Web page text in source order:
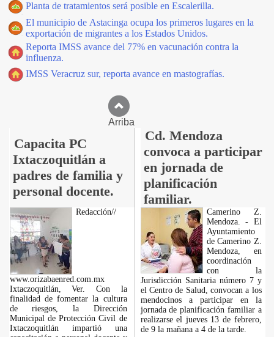
Planta de tratamientos será posible en Escalerilla.
El municipio de Astacinga ocupa los primeros lugares en la
exportación de migrantes a los Estados Unidos.
Reporta IMSS avance del 77% en vacunación contra la
influenza.
IMSS Veracruz sur, reporta avance en mastografías.
Arriba
Capacita PC
Ixtaczoquitlán a
padres de familia y
personal docente.
Cd. Mendoza
convoca a participar
en jornada de
planificación
familiar.
Redacción//
www.orizabaenred.com.mx
Ixtaczoquitlán, Ver. Con la
finalidad de fomentar la cultura
de riesgos, la Dirección
Municipal de Protección Civil de
Ixtaczoquitlán impartió una
Camerino Z.
Mendoza. - El
Ayuntamiento
de Camerino Z.
Mendoza, en
coordinación
con la
Jurisdicción Sanitaria número 7 y
el Centro de Salud, convocan a los
mendocinos a participar en la
jornada de planificación familiar a
realizarse el jueves 13 de febrero,
de 9 la mañana a 4 de la tarde.